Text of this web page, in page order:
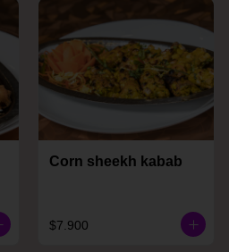
Corn sheekh kabab
$7.900